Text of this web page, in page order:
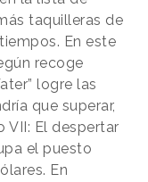
taquilleras de
En este
recoge
logre las
que superar,
VII: El despertar
el puesto
En